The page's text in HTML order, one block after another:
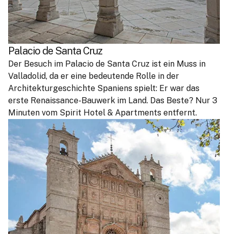
Palacio de Santa Cruz
Der Besuch im Palacio de Santa Cruz ist ein Muss in
Valladolid, da er eine bedeutende Rolle in der
Architekturgeschichte Spaniens spielt: Er war das
erste Renaissance-Bauwerk im Land. Das Beste? Nur 3
Minuten vom Spirit Hotel & Apartments entfernt.